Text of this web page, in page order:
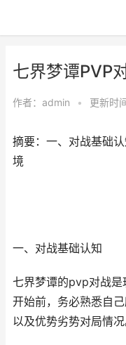
七界梦谭PVP
作者： admin • 更新时
摘要：一、对战基础
境
一、对战基础认知
七界梦谭的pvp对战是
开始前，务必熟悉自
以及优势劣势对局情